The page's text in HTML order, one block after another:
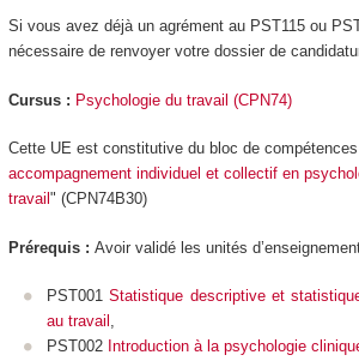
Si vous avez déjà un agrément au PST115 ou
nécessaire de renvoyer votre dossier de
Cursus : Psychologie du travail (CPN74)
Cette UE est constitutive du bloc de
accompagnement individuel et collectif en
travail " (CPN74B30)
Prérequis : Avoir validé les unités
PST001Statistique descriptive et
au travail ,
PST002 Introduction à la psychologie